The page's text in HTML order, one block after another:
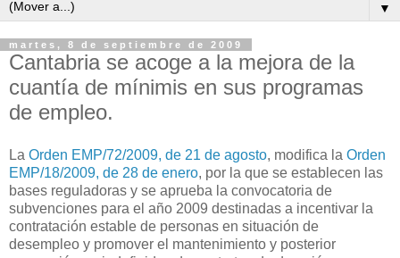
▼
martes, 8 de septiembre de 2009
Cantabria se acoge a la mejora de la
cuantía de mínimis en sus programas
de empleo.
La Orden EMP/72/2009, de 21 de agosto, modifica la Orden
EMP/18/2009, de 28 de enero, por la que se establecen las
bases reguladoras y se aprueba la convocatoria de
subvenciones para el año 2009 destinadas a incentivar la
contratación estable de personas en situación de
desempleo y promover el mantenimiento y posterior